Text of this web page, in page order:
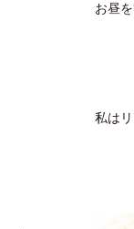
お昼
私は